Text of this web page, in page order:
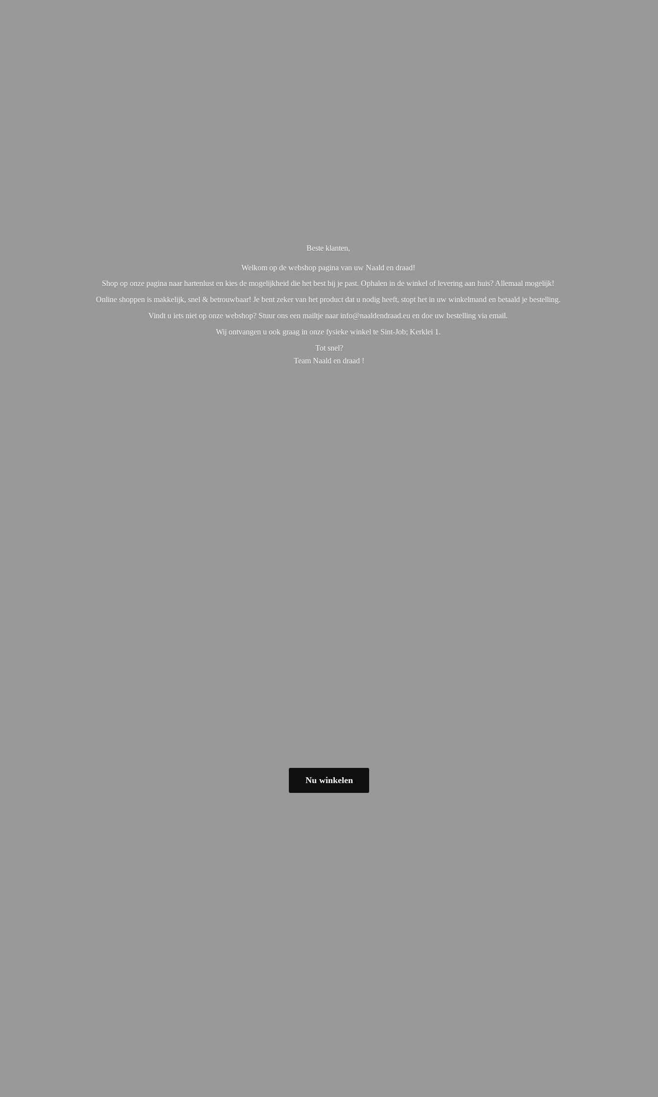
Beste klanten,
Welkom op de webshop pagina van uw Naald en draad!
Shop op onze pagina naar hartenlust en kies de mogelijkheid die het best bij je past. Ophalen in de winkel of levering aan huis? Allemaal mogelijk!
Online shoppen is makkelijk, snel & betrouwbaar! Je bent zeker van het product dat u nodig heeft, stopt het in uw winkelmand en betaald je bestelling.
Vindt u iets niet op onze webshop? Stuur ons een mailtje naar info@naaldendraad.eu en doe uw bestelling via email.
Wij ontvangen u ook graag in onze fysieke winkel te Sint-Job; Kerklei 1.
Tot snel?
Team Naald en draad !
Nu winkelen